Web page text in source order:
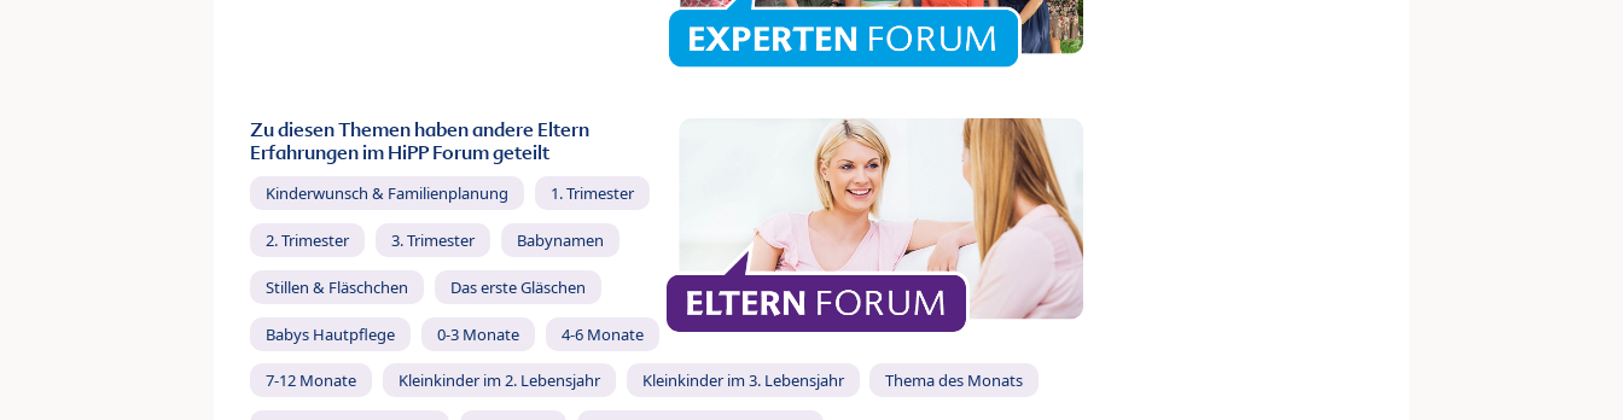
Zu diesen Themen haben andere Eltern
Erfahrungen im HiPP Forum geteilt
Kinderwunsch & Familienplanung 1. Trimester
2. Trimester 3. Trimester Babynamen
Stillen & Fläschchen Das erste Gläschen
Babys Hautpflege 0-3 Monate 4-6 Monate
7-12 Monate Kleinkinder im 2. Lebensjahr Kleinkinder im 3. Lebensjahr Thema des Monats